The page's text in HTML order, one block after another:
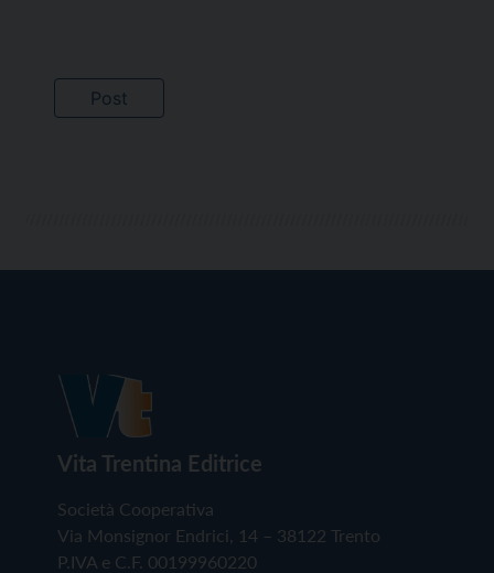
Vita Trentina Editrice
Società Cooperativa
Via Monsignor Endrici, 14 – 38122 Trento
P.IVA e C.F. 00199960220